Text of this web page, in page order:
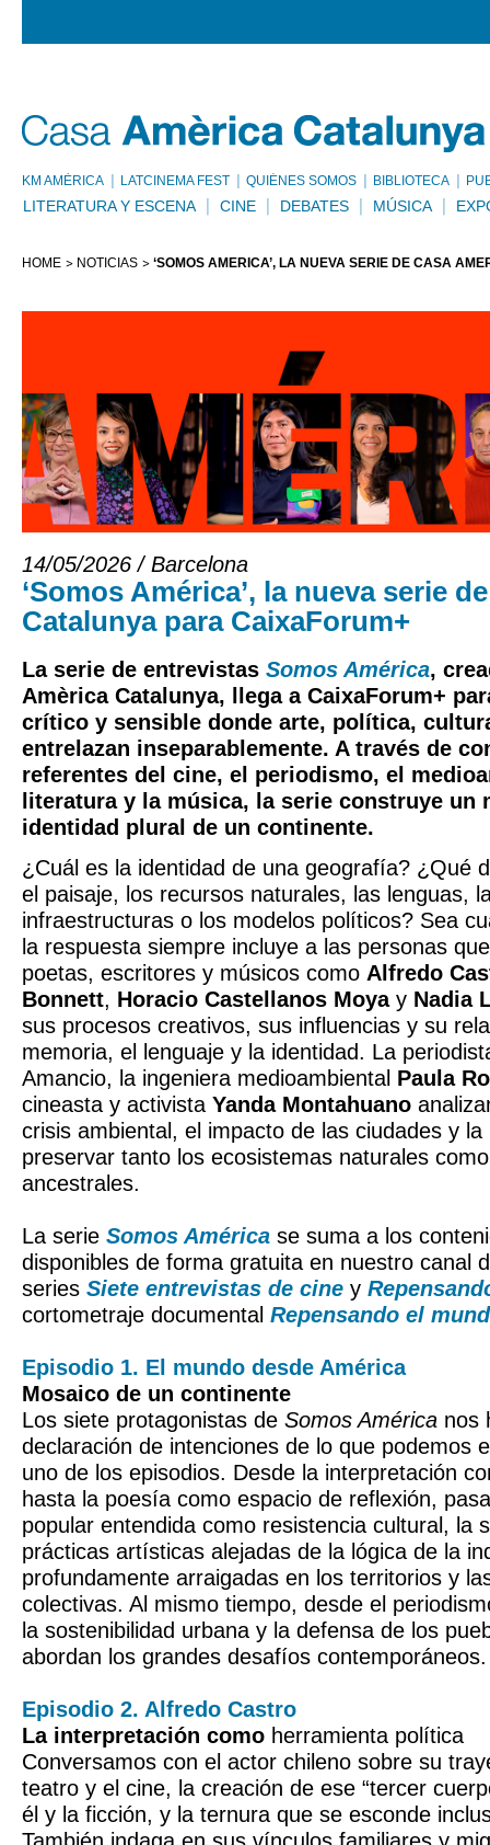
KM AMÈRICA LATCINEMA FEST QUIÉNES SOMOS BIBLIOTECA
LITERATURA Y ESCENA CINE DEBATES MÚSICA
HOME NOTICIAS ‘SOMOS AMÉRICA’, LA NUEVA SERIE DE CASA
14/05/2026 / Barcelona
‘Somos América’, la nueva serie
Catalunya para CaixaForum+
La serie de entrevistas Somos América,
Amèrica Catalunya, llega a CaixaForum+
crítico y sensible donde arte, política,
entrelazan inseparablemente. A través de
referentes del cine, el periodismo, el
literatura y la música, la serie construye un
identidad plural de un continente.
¿Cuál es la identidad de una geografía? ¿Qué
el paisaje, los recursos naturales, las lenguas,
infraestructuras o los modelos políticos? Sea
la respuesta siempre incluye a las personas
poetas, escritores y músicos como Alfredo
Bonnett, Horacio Castellanos Moyay Nadia
sus procesos creativos, sus influencias y su
memoria, el lenguaje y la identidad. La
Amancio, la ingeniera medioambiental Paula
cineasta y activista Yanda Montahuano
crisis ambiental, el impacto de las ciudades y la
preservar tanto los ecosistemas naturales
ancestrales.
La serie Somos América se suma a los
disponibles de forma gratuita en nuestro canal
series Siete entrevistas de cine y
cortometraje documental Repensando el
Episodio 1. El mundo desde América
Mosaico de un continente
Los siete protagonistas de Somos América nos
declaración de intenciones de lo que podemos
uno de los episodios. Desde la interpretación
hasta la poesía como espacio de reflexión,
popular entendida como resistencia cultural, la
prácticas artísticas alejadas de la lógica de la
profundamente arraigadas en los territorios y
colectivas. Al mismo tiempo, desde el
la sostenibilidad urbana y la defensa de los
abordan los grandes desafíos
Episodio 2. Alfredo Castro
La interpretación como herramienta política
Conversamos con el actor chileno sobre su
teatro y el cine, la creación de ese “tercer
él y la ficción, y la ternura que se esconde